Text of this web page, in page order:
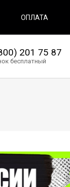
ОПЛАТА
201 75 87
бесплатный